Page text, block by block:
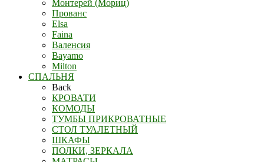
Монтерей (Мориц)
Прованс
Elsa
Faina
Валенсия
Bayamo
Milton
СПАЛЬНЯ
Back
КРОВАТИ
КОМОДЫ
ТУМБЫ ПРИКРОВАТНЫЕ
СТОЛ ТУАЛЕТНЫЙ
ШКАФЫ
ПОЛКИ, ЗЕРКАЛА